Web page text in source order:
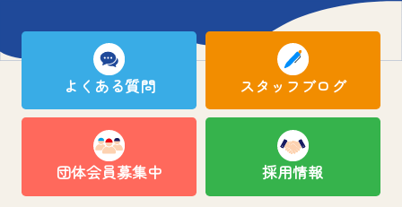
よくある質問 スタッフブログ
団体会員募集中 採用情報